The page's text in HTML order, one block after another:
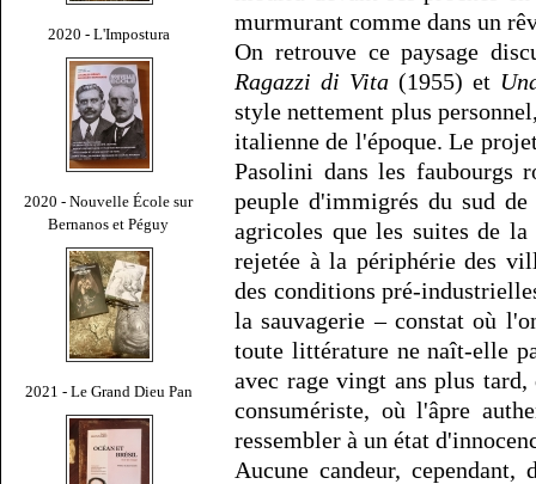
2020 - L'Impostura
2020 - Nouvelle École sur
Bernanos et Péguy
2021 - Le Grand Dieu Pan
murmurant comme dans un
On retrouve ce paysage
Ragazzi di Vita(1955) et
style nettement plus
italienne de l'époque. Le
Pasolini dans les faubourgs
peuple d'immigrés du sud
agricoles que les suites de
rejetée à la périphérie des
des conditions pré-
la sauvagerie – constat où
toute littérature ne naît-elle
avec rage vingt ans plus
consumériste, où l'âpre
ressembler à un état
Aucune candeur,